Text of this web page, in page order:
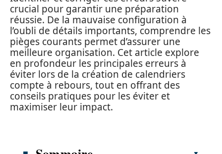
crucial pour garantir une préparation
réussie. De la mauvaise configuration à
l’oubli de détails importants, comprendre les
pièges courants permet d’assurer une
meilleure organisation. Cet article explore
en profondeur les principales erreurs à
éviter lors de la création de calendriers
compte à rebours, tout en offrant des
conseils pratiques pour les éviter et
maximiser leur impact.